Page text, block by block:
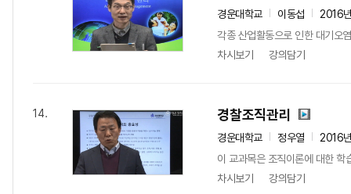
경운대학교 이동섭
2016
각종 산업활동으로 인한 대기오
차시보기
강의담기
14. 경찰조직관리
경운대학교 정우열
2016
이 교과목은 조직이론에 대한 학
차시보기
강의담기